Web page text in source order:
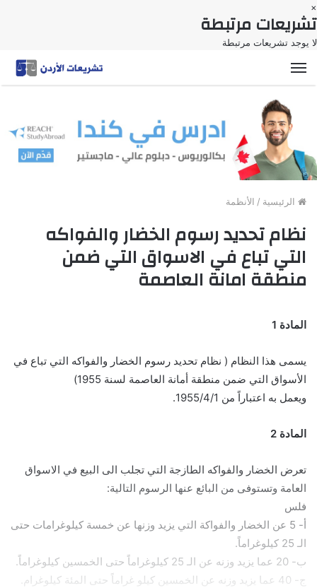
×
تشريعات مرتبطة
لا يوجد تشريعات مرتبطة
القائمة
الرئيسية / الأنظمة
نظام تحديد رسوم الخضار والفواكه
التي تباع في الاسواق التي ضمن
منطقة امانة العاصمة
المادة 1
يسمى هذا النظام ( نظام تحديد رسوم الخضار والفواكه التي تباع في
الأسواق التي ضمن منطقة أمانة العاصمة لسنة 1955)
ويعمل به اعتباراً من 1955/4/1.
المادة 2
تعرض الخضار والفواكه الطازجة التي تجلب الى البيع في الاسواق
العامة وتستوفى من البائع عنها الرسوم التالية:
فلس
أ- 5 عن الخضار والفواكة التي يزيد وزنها عن خمسة كيلوغرامات حتى
الـ 25 كيلوغراماً.
ب- 20 عما يزيد وزنه عن الـ 25 كيلوغراماً حتى الخمسين كيلوغراماً.
ج- 40 عما يزيد وزنه عن الخمسين كيلو غراماً حتى المئة كيلوغرام.